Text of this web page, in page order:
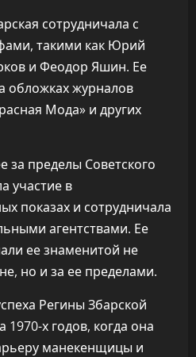
сотрудничала с
такими как Юрий
и Феодор Яшин. Ее
обложках журналов
Мода» и других
за пределы Советского
участие в
показах и сотрудничала
агентствами. Ее
ее знаменитой не
но и за ее пределами.
Регины Збарской
х годов, когда она
манекенщицы и